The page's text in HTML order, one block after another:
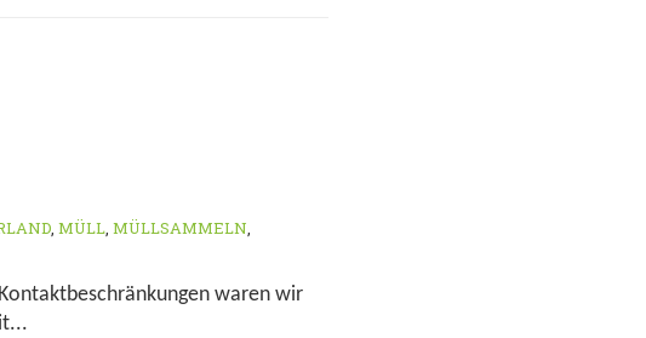
, MÜLL, MÜLLSAMMELN,
waren wir